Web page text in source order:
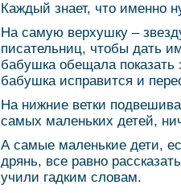
Каждый знает, что именно
На самую верхушку –
писательниц, чтобы дать
бабушка обещала показать
бабушка исправится и
На нижние ветки
самых маленьких детей,
А самые маленькие дети,
дрянь, все равно
учили гадким словам.